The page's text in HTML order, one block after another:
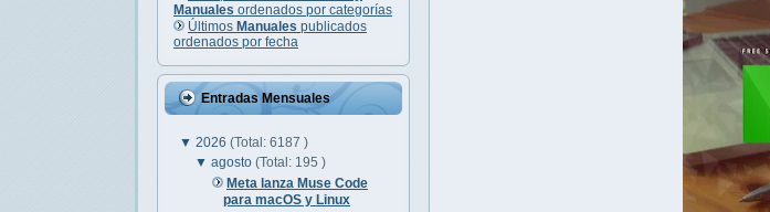
Manuales ordenados por categorías
Últimos Manuales publicados
ordenados por fecha
Entradas Mensuales
▼ 2026 (Total: 6187 )
▼agosto(Total: 195 )
Meta lanza Muse Code
para macOS y Linux